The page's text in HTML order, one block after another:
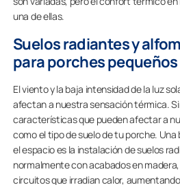
una de ellas.
Suelos radiantes y
para porches pequeños
El viento y la baja intensidad de la luz
afectan a nuestra sensación térmica.
características que pueden afectar a
como el tipo de suelo de tu porche.
el espacio es la instalación de suelos
normalmente con acabados en
circuitos que irradian calor,